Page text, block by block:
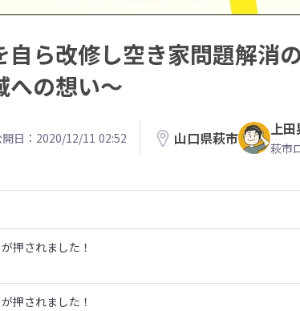
自ら改修し空き家問題解消
への想い～
開日：2020/12/11 02:52 山口県萩市 上田
萩市
押されました！
押されました！